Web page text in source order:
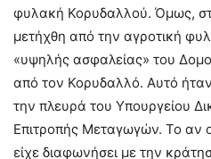
φυλακή Κορυδαλλού. Όμως,
μετήχθη από την αγροτική
«υψηλής ασφαλείας» του
από τον Κορυδαλλό. Αυτό
την πλευρά του Υπουργείου
Επιτροπής Μεταγωγών. Το αν
είχε διαφωνήσει με την